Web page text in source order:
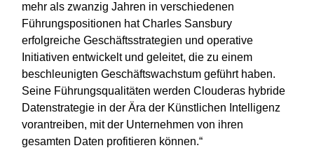
mehr als zwanzig Jahren in verschiedenen
Führungspositionen hat Charles Sansbury
erfolgreiche Geschäftsstrategien und operative
Initiativen entwickelt und geleitet, die zu einem
beschleunigten Geschäftswachstum geführt haben.
Seine Führungsqualitäten werden Clouderas hybride
Datenstrategie in der Ära der Künstlichen Intelligenz
vorantreiben, mit der Unternehmen von ihren
gesamten Daten profitieren können.“